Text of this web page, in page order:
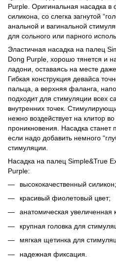
Purple. Оригинальная насадка в
силикона, со слегка загнутой
анальной и вагинальной
для сольного или парного
Эластичная насадка на палец
Dong Purple, хорошо тянется и
ладони, оставаясь на месте
Гибкая конструкция девайса
пальца, а верхняя фаланга,
подходит для стимуляции всех
внутренних точек.
нежно воздействует на клитор
проникновения. Насадка
если надо добавить немного
стимуляции.
Насадка на палец Simple&True
Purple:
высококачественный силикон;
красивый фиолетовый цвет;
анатомическая увеличенная
крупная головка для
мягкая щетинка для
надежная фиксация.